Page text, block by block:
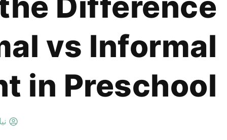
vs Informal
in Preschool